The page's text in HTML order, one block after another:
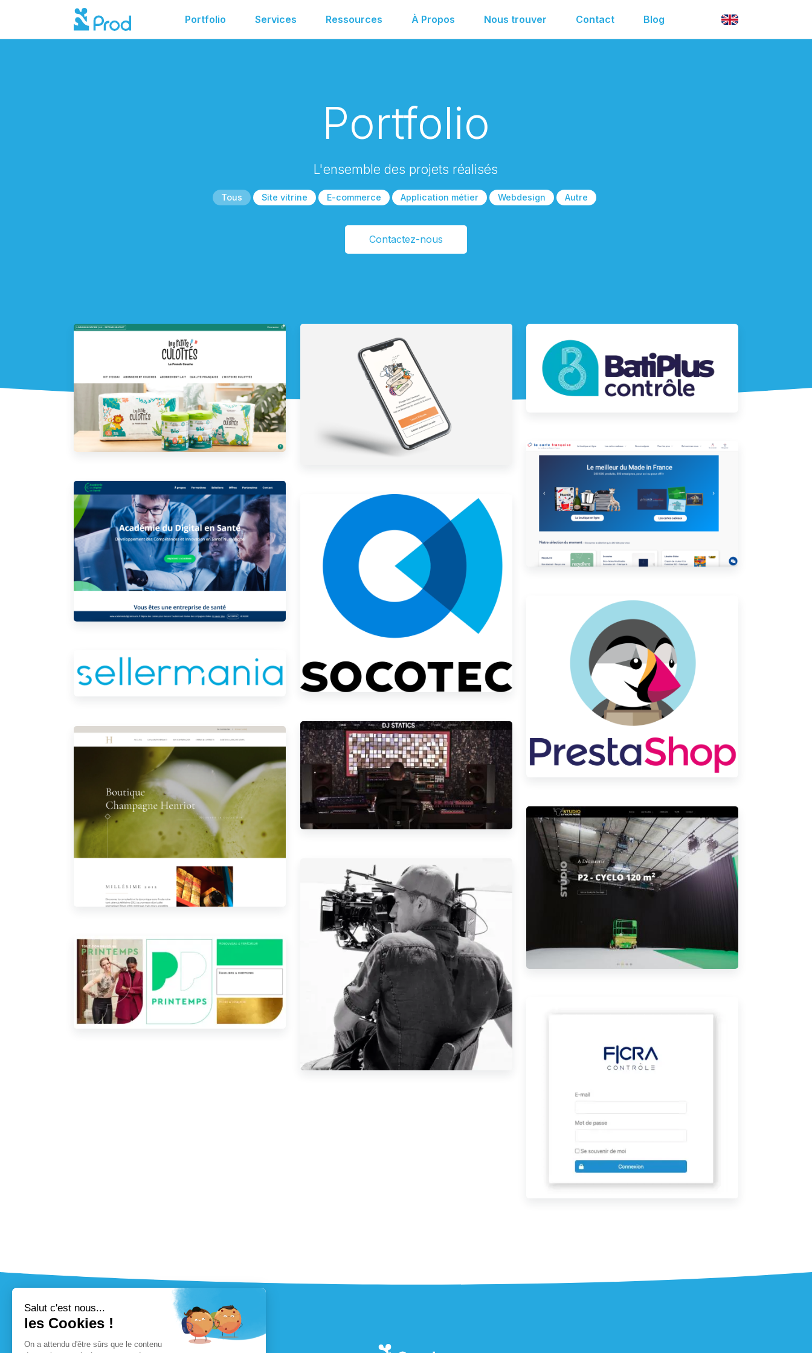
Portfolio Services Ressources À Propos Nous trouver Contact Blog
Portfolio
L'ensemble des projets réalisés
Tous Site vitrine E-commerce Application métier Webdesign Autre
Contactez-nous
Les Petits Culottés
L'Odysée en Hermès
Application sur mesure Symfony pour
La Carte Française
Académie du Digital en Santé
Socotec - Applications Métiers
Livre PrestaShop pour développements
de module 1.6 / 1.7
DJ Statics
Boutique PrestaShop Champagne
Henriot
Studio La Vache Noire, réalisation sous
Symfony par 23Prod
Benjamin Ramalho - Cinéaste
Application Carte de Voeux Printemps
Webapp Symfony Ficra Conseil